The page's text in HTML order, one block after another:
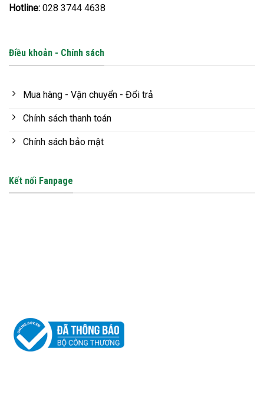
Hotline: 028 3744 4638
Điều khoản - Chính sách
Mua hàng - Vận chuyển - Đổi trả
Chính sách thanh toán
Chính sách bảo mật
Kết nối Fanpage